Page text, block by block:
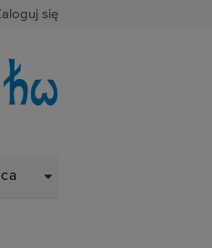
się